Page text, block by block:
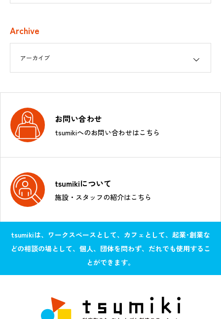
Archive
お問い合わせ
tsumikiへのお問い合わせはこちら
tsumikiについて
施設・スタッフの紹介はこちら
tsumikiは、ワークスペースとして、カフェとして、起業･創業な
どの相談の場として、個人、団体を問わず、だれでも使用するこ
とができます。